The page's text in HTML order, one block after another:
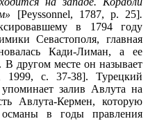
[Peyssonnel, 1787, p. 25].
в 1794 году
Севастополя, главная
Кади-Лиман, а ее
другом месте он называет
1999, с. 37-38]. Турецкий
залив Авлута на
Авлута-Кермен, которую
в годы правления